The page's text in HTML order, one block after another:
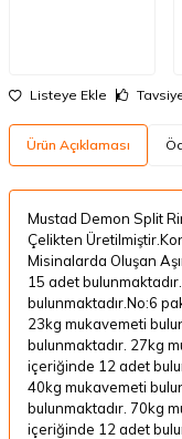
Listeye Ekle
Ürün Açıklaması
Mustad Demon Split
Çelikten
Misinalarda Oluşan
15 adet
bulunmaktadır.No:6
23kg mukavemeti
bulunmaktadır. 27kg
içeriğinde 12 adet
40kg mukavemeti
bulunmaktadır. 70kg
içeriğinde 12 adet